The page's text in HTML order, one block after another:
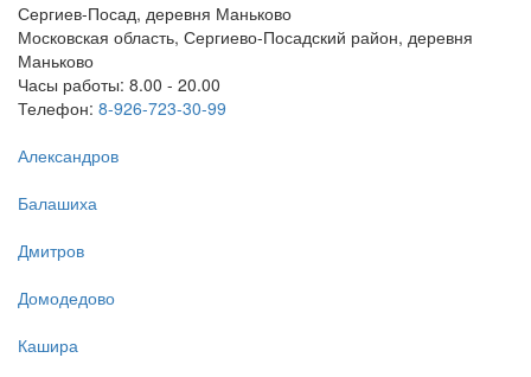
Сергиев-Посад, деревня Маньково
Московская область, Сергиево-Посадский район, деревня
Маньково
Часы работы: 8.00 - 20.00
Телефон: 8-926-723-30-99
Александров
Балашиха
Дмитров
Домодедово
Кашира